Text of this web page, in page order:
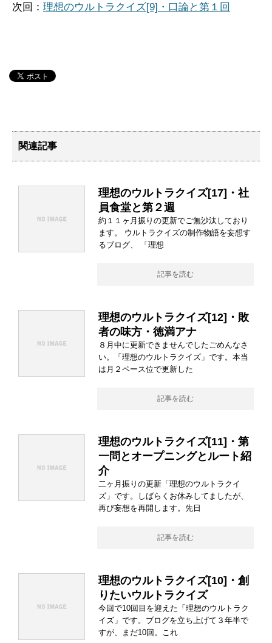
次回： 理想のウルトラクイズ[9]・口論と第１回
関連記事
理想のウルトラクイズ[17]・社
員食堂と第２週
約１１ヶ月振りの更新でご無沙汰しており
ます。 ウルトラクイズの制作物語を妄想す
るブログ、 「理想
記事を読む
理想のウルトラクイズ[12]・敗
者の味方・徳満アナ
８月中に更新できませんでしたごめんなさ
い。「理想のウルトラクイズ」です。本当
は月２ペース位で更新した
記事を読む
理想のウルトラクイズ[11]・第
一問とオープニングとルート紹
介
二ヶ月振りの更新「理想のウルトラクイ
ズ」です。しばらくお休みしてましたが、
再び妄想を再開します。先日
記事を読む
理想のウルトラクイズ[10]・創
りたいウルトラクイズ
今回で10回目を迎えた「理想のウルトラク
イズ」です。ブログを立ち上げて３年半で
すが、まだ10回。これ